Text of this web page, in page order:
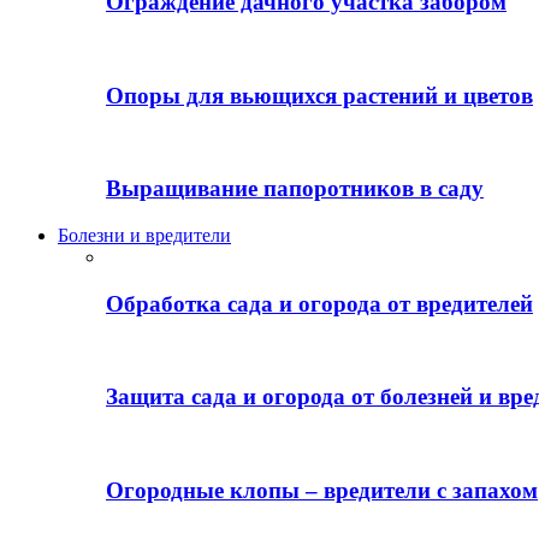
Опоры для вьющихся растений и цветов
Выращивание папоротников в саду
Болезни и вредители
Обработка сада и огорода от вредителей
Защита сада и огорода от болезней и
Огородные клопы – вредители с запахом